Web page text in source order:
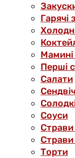
Гарячі
Перші
Салати
Соуси
Страви
Страви
Торти